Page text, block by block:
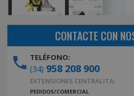
CONTACTE CON
TELÉFONO:
(34) 958 208 900
EXTENSIONES CENTRALITA:
PEDIDOS/COMERCIAL